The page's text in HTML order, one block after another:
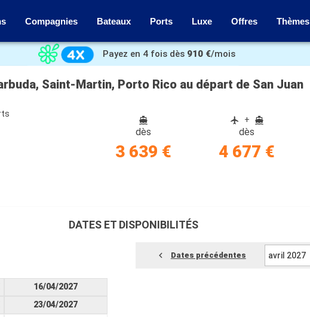
Compagnies Bateaux Ports Luxe Offres Thèmes
Payez en 4 fois dès 910 €/mois
Saint-Martin, Porto Rico au départ de San Juan
dès
3 639 €
+
dès
4 677 €
DATES ET DISPONIBILITÉS
Dates précédentes avril 2027
16/04/2027
23/04/2027